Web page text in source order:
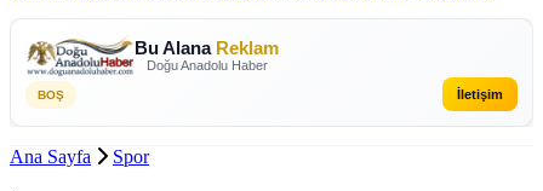
Bu Alana Reklam
Doğu Anadolu Haber
BOŞ İletişim
Ana Sayfa Spor